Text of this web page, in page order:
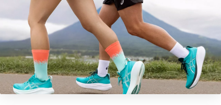
fordele
hvilke…
7. 8. 2026
7 min. Læsning